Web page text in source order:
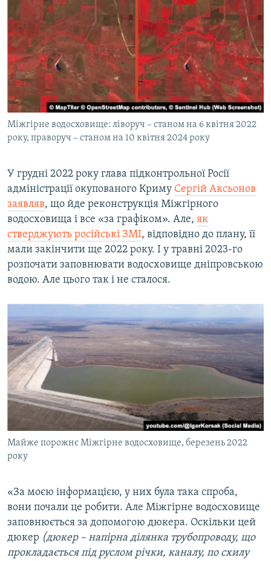
Міжгірне водосховище: ліворуч – станом на 6 квітня 2022
року, праворуч – станом на 10 квітня 2024 року
У грудні 2022 року глава підконтрольної Росії
адміністрації окупованого Криму Сергій Аксьонов
заявляв, що йде реконструкція Міжгірного
водосховища і все «‎за графіком». Але, як
стверджують російські ЗМІ, відповідно до плану, її
мали закінчити ще 2022 року. І у травні 2023-го
розпочати заповнювати водосховище дніпровською
водою. Але цього так і не сталося.
Майже порожнє Міжгірне водосховище, березень 2022
року
«‎За моєю інформацією, у них була така спроба,
вони почали це робити. Але Міжгірне водосховище
заповнюється за допомогою дюкера. Оскільки цей
дюкер (дюкер – напірна ділянка трубопроводу, що
прокладається під руслом річки, каналу, по схилу